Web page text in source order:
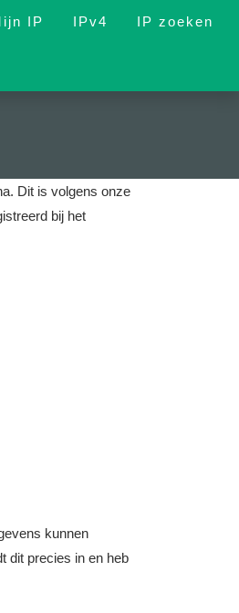
IP IPv4 IP zoeken
Dit is volgens onze
bij het
kunnen
dit precies in en heb